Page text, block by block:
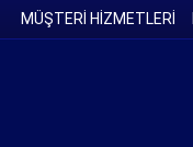
MÜŞTERİ HİZMETLERİ